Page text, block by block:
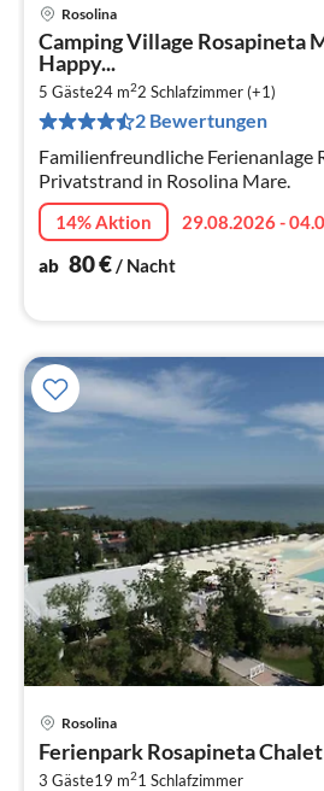
Rosolina
Camping Village Rosapineta
Happy...
5 Gäste24 m22 Schlafzimmer (+1)
2 Bewertungen
Familienfreundliche Ferienanlage
Privatstrand in Rosolina Mare.
14% Aktion
29.08.2026 -
ab 80€/ Nacht
Rosolina
Ferienpark Rosapineta
3 Gäste19 m21 Schlafzimmer